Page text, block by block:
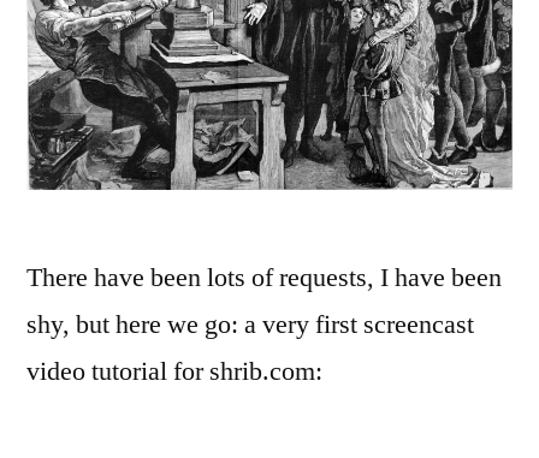
There have been lots of requests, I have been
shy, but here we go: a very first screencast
video tutorial for shrib.com: